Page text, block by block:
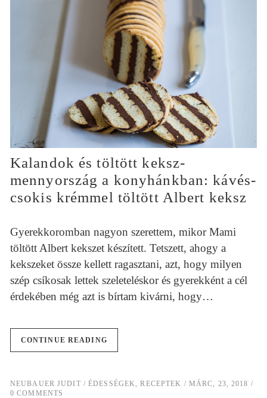
Kalandok és töltött keksz-
mennyország a konyhánkban: kávés-
csokis krémmel töltött Albert keksz
Gyerekkoromban nagyon szerettem, mikor Mami
töltött Albert kekszet készített. Tetszett, ahogy a
kekszeket össze kellett ragasztani, azt, hogy milyen
szép csíkosak lettek szeleteléskor és gyerekként a cél
érdekében még azt is bírtam kivárni, hogy…
CONTINUE READING
NEUBAUER JUDIT ÉDESSÉGEK,RECEPTEK
MÁRC, 23, 2018
0 COMMENTS